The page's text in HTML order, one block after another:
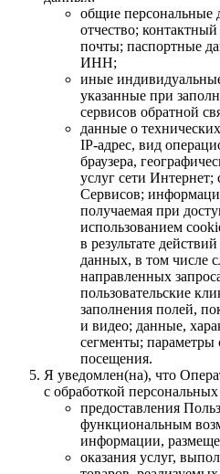
общие персональные
отчество;
почты; паспортные
ИНН;
иные
указанные при
сервисов обратной
данные о
IP-адрес, вид
браузера,
услуг сети Интернет;
Сервисов;
получаемая при
использованием
в результате
данных, в том числе
направленных
пользовательские
заполнения полей,
и видео; данные,
сегменты; параметры
посещения.
Я уведомлен(на), что
с обработкой
предоставления
функциональным
информации,
оказания услуг,